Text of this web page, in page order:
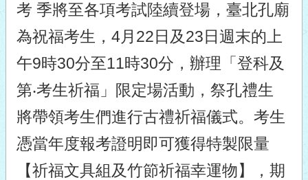
考 季將至各項考試陸續登場，臺北孔廟
為祝福考生，4月22日及23日週末的上
午9時30分至11時30分，辦理「登科及
第‧考生祈福」限定場活動，祭孔禮生
將帶領考生們進行古禮祈福儀式。考生
憑當年度報考證明即可獲得特製限量
【祈福文具組及竹節祈福幸運物】，期